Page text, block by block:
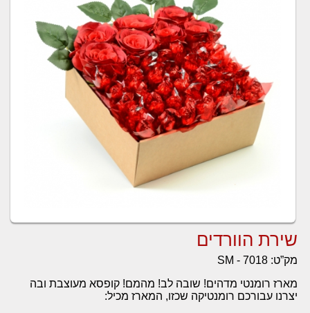
שירת הוורדים
מק”ט: SM - 7018
מארז רומנטי מדהים! שובה לב! מהמם! קופסא מעוצבת ובה
יצרנו עבורכם רומנטיקה שכזו, המארז מכיל: